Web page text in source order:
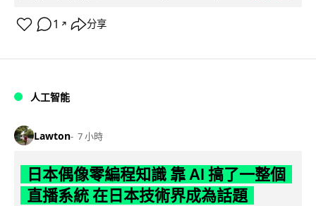
1 ↗ 分享
人工智能
Lawton 7 小時
日本偶像零編程知識 靠 AI 搞了一整個
直播系統 在日本技術界成為話題